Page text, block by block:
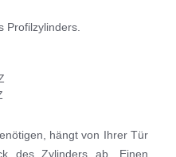
Profilzylinders.
hängt von Ihrer Tür
des Zylinders ab. Einen